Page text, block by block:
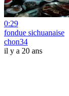
0:29
fondue sichuanaise
chon34
il y a 20 ans